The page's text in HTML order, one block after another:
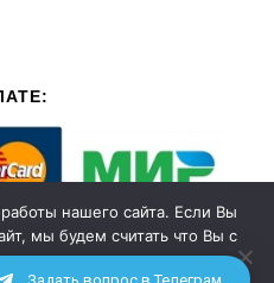
Задать вопрос в Телеграм
нашего сайта. Если Вы
мы будем считать что Вы с